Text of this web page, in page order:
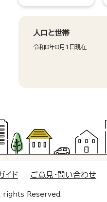
人口と世帯
令和8年8月1日現在
イド ご意見・問い合わせ
Reserved.